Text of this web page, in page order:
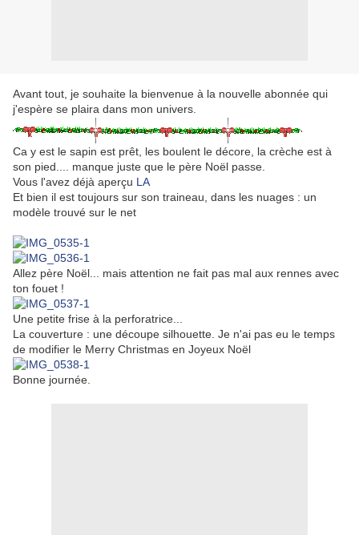
Avant tout, je souhaite la bienvenue à la nouvelle abonnée qui
j'espère se plaira dans mon univers.
Ca y est le sapin est prêt, les boulent le décore, la crèche est à
son pied.... manque juste que le père Noël passe.
Vous l'avez déjà aperçu LA
Et bien il est toujours sur son traineau, dans les nuages : un
modèle trouvé sur le net
Allez père Noël... mais attention ne fait pas mal aux rennes avec
ton fouet !
Une petite frise à la perforatrice...
La couverture : une découpe silhouette. Je n'ai pas eu le temps
de modifier le Merry Christmas en Joyeux Noël
Bonne journée.